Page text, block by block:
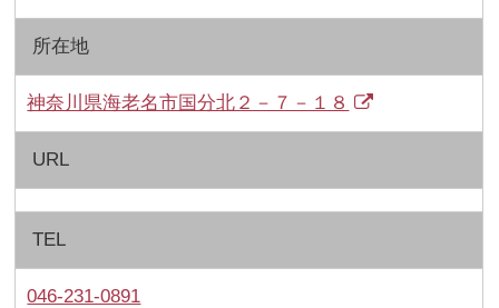
所在地
神奈川県海老名市国分北２－７－１８
URL
TEL
046-231-0891